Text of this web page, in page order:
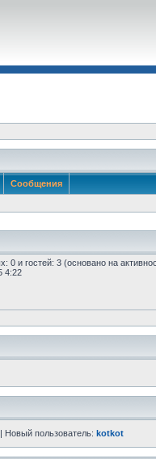
Сообщения
0 и гостей: 3 (основано на
4:22
| Новый пользователь: kotkot